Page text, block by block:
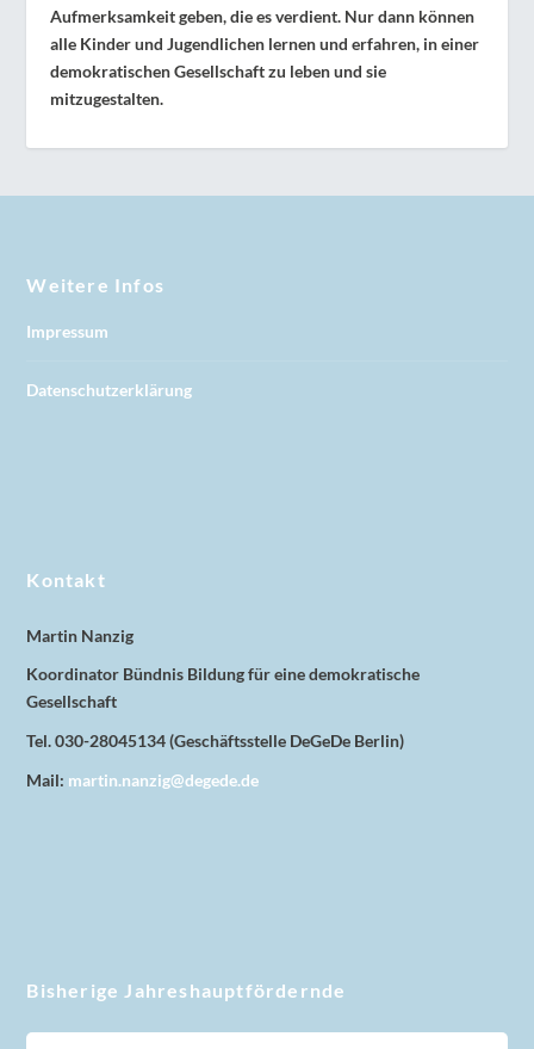
Aufmerksamkeit geben, die es verdient. Nur dann können
alle Kinder und Jugendlichen lernen und erfahren, in einer
demokratischen Gesellschaft zu leben und sie
mitzugestalten.
Weitere Infos
Impressum
Datenschutzerklärung
Kontakt
Martin Nanzig
Koordinator Bündnis Bildung für eine demokratische
Gesellschaft
Tel. 030-28045134 (Geschäftsstelle DeGeDe Berlin)
Mail: martin.nanzig@degede.de
Bisherige Jahreshauptfördernde